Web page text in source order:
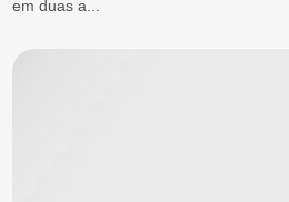
em duas a...